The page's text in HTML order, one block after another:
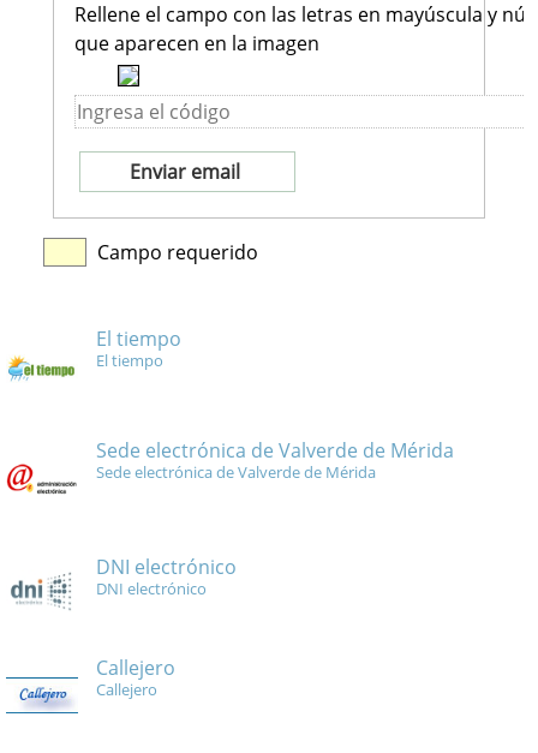
Rellene el campo con las letras en mayúscula y
que aparecen en la imagen
Campo requerido
El tiempo
El tiempo
Sede electrónica de Valverde de Mérida
Sede electrónica de Valverde de Mérida
DNI electrónico
DNI electrónico
Callejero
Callejero